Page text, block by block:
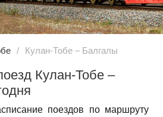
Кулан-Тобе – Балгалы
Кулан-Тобе –
поездов по маршруту